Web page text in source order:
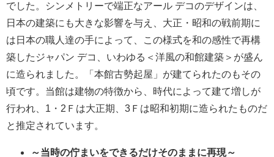
でした。シンメトリーで端正なアール デコのデザインは、
日本の建築にも大きな影響を与え、大正・昭和の戦前期に
は日本の職人達の手によって、この様式を和の感性で再構
築したジャパン デコ、いわゆる＜洋風の和館建築＞が盛ん
に造られました。「本館古勢起屋」が建てられたのもその
頃です。当館は建物の特徴から、時代によって建て増しが
行われ、1・2Ｆは大正期、3Ｆは昭和初期に造られたものだ
と推定されています。
～当時の佇まいをできるだけそのままに再現～